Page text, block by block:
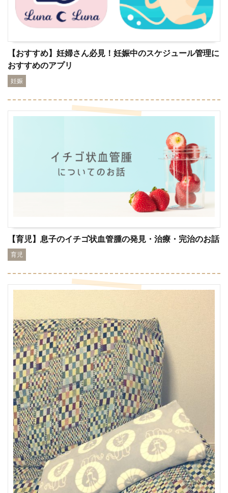
【おすすめ】妊婦さん必見！妊娠中のスケジュール管理に
おすすめのアプリ
妊娠
【育児】息子のイチゴ状血管腫の発見・治療・完治のお話
育児